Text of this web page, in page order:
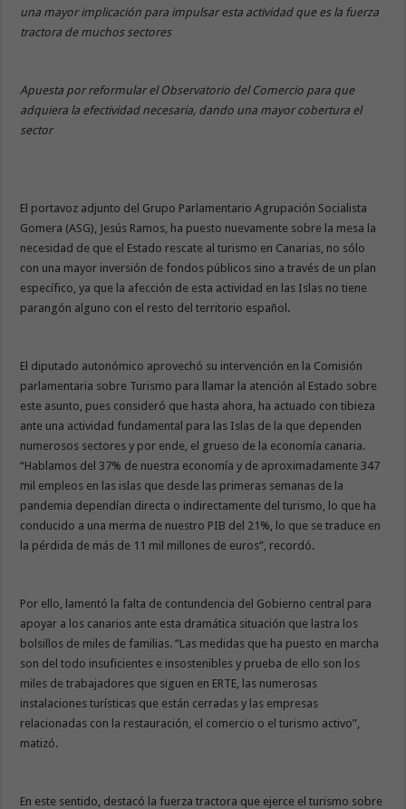
una mayor implicación para impulsar esta actividad que es la fuerza
tractora de muchos sectores
Apuesta por reformular el Observatorio del Comercio para que
adquiera la efectividad necesaria, dando una mayor cobertura el
sector
El portavoz adjunto del Grupo Parlamentario Agrupación Socialista
Gomera (ASG), Jesús Ramos, ha puesto nuevamente sobre la mesa la
necesidad de que el Estado rescate al turismo en Canarias, no sólo
con una mayor inversión de fondos públicos sino a través de un plan
específico, ya que la afección de esta actividad en las Islas no tiene
parangón alguno con el resto del territorio español.
El diputado autonómico aprovechó su intervención en la Comisión
parlamentaria sobre Turismo para llamar la atención al Estado sobre
este asunto, pues consideró que hasta ahora, ha actuado con tibieza
ante una actividad fundamental para las Islas de la que dependen
numerosos sectores y por ende, el grueso de la economía canaria.
“Hablamos del 37% de nuestra economía y de aproximadamente 347
mil empleos en las islas que desde las primeras semanas de la
pandemia dependían directa o indirectamente del turismo, lo que ha
conducido a una merma de nuestro PIB del 21%, lo que se traduce en
la pérdida de más de 11 mil millones de euros”, recordó.
Por ello, lamentó la falta de contundencia del Gobierno central para
apoyar a los canarios ante esta dramática situación que lastra los
bolsillos de miles de familias. “Las medidas que ha puesto en marcha
son del todo insuficientes e insostenibles y prueba de ello son los
miles de trabajadores que siguen en ERTE, las numerosas
instalaciones turísticas que están cerradas y las empresas
relacionadas con la restauración, el comercio o el turismo activo”,
matizó.
En este sentido, destacó la fuerza tractora que ejerce el turismo sobre